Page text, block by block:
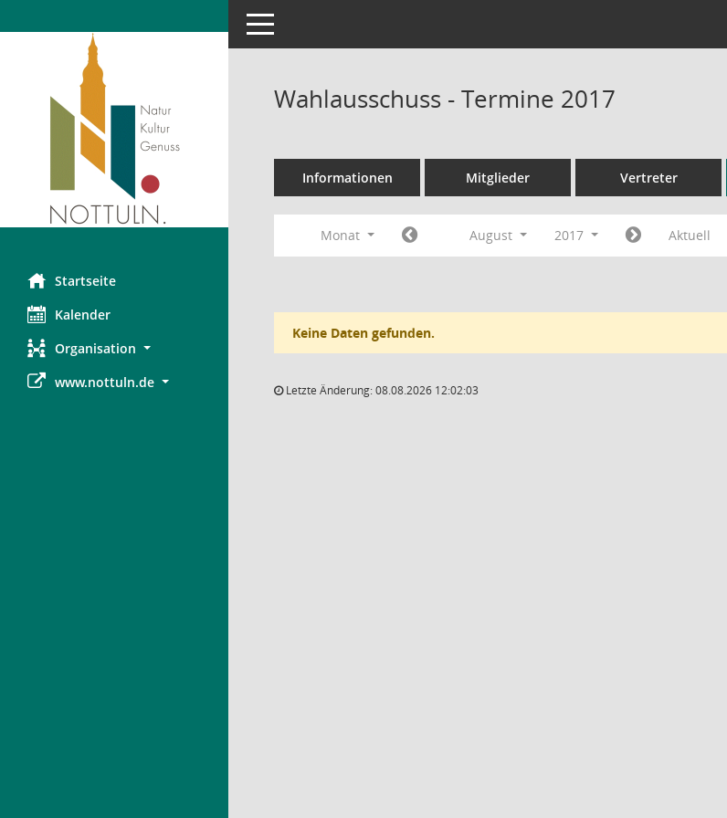
Startseite
Kalender
Organisation
www.nottuln.de
Toggle navigation
Wahlausschuss - Termine 2017
Informationen Mitglieder Vertreter
Monat August 2017 Aktuell
Keine Daten gefunden.
Letzte Änderung: 08.08.2026 12:02:03